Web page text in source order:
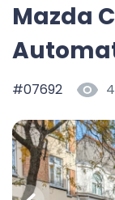
Mazda
#07692